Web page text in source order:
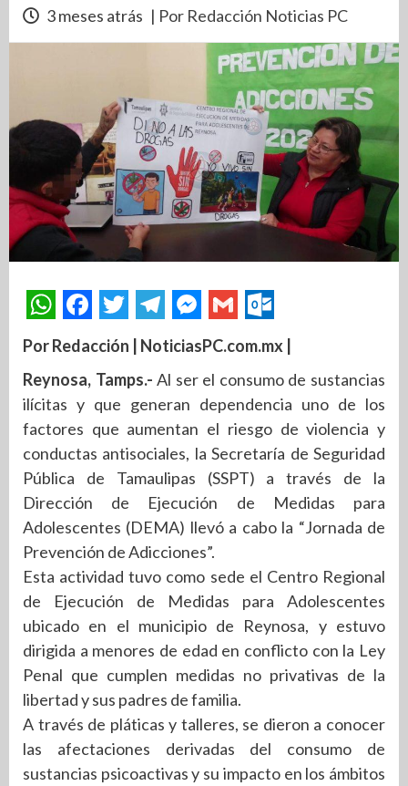
3 meses atrás | Por Redacción Noticias PC
Por Redacción | NoticiasPC.com.mx |
Reynosa, Tamps.- Al ser el consumo de sustancias
ilícitas y que generan dependencia uno de los
factores que aumentan el riesgo de violencia y
conductas antisociales, la Secretaría de Seguridad
Pública de Tamaulipas (SSPT) a través de la
Dirección de Ejecución de Medidas para
Adolescentes (DEMA) llevó a cabo la “Jornada de
Prevención de Adicciones”.
Esta actividad tuvo como sede el Centro Regional
de Ejecución de Medidas para Adolescentes
ubicado en el municipio de Reynosa, y estuvo
dirigida a menores de edad en conflicto con la Ley
Penal que cumplen medidas no privativas de la
libertad y sus padres de familia.
A través de pláticas y talleres, se dieron a conocer
las afectaciones derivadas del consumo de
sustancias psicoactivas y su impacto en los ámbitos